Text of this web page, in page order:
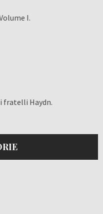
I.
fratelli Haydn.